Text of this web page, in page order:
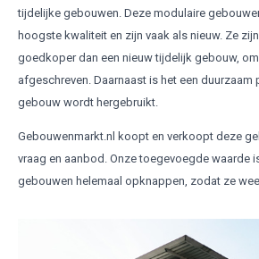
tijdelijke gebouwen. Deze modulaire
hoogste kwaliteit en zijn vaak als nieuw. Ze
goedkoper dan een nieuw tijdelijk gebouw,
afgeschreven. Daarnaast is het een duurzaam
gebouw wordt hergebruikt.
Gebouwenmarkt.nl koopt en verkoopt deze
vraag en aanbod. Onze toegevoegde waarde
gebouwen helemaal opknappen, zodat ze